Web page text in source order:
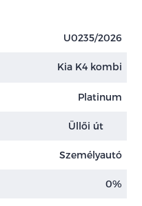
U0235/2026
Kia K4 kombi
Platinum
Üllői út
Személyautó
0%